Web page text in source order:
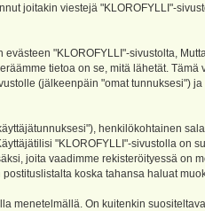
joitakin viestejä "KLOROFYLLI"-
"KLOROFYLLI"-sivustolta,
tietoa on se, mitä lähetät.
(jälkeenpäin "omat
henkilökohtainen
"KLOROFYLLI"-sivustolla on
joita vaadimme rekisteröityessä on
koska tahansa haluat
menetelmällä. On kuitenkin